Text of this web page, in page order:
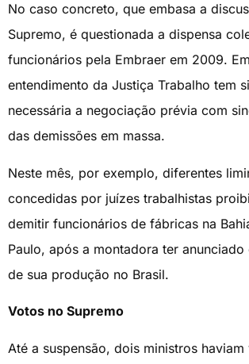
No caso concreto, que embasa a
Supremo, é questionada a dispensa
funcionários pela Embraer em 2009.
entendimento da Justiça Trabalho tem
necessária a negociação prévia com
das demissões em massa.
Neste mês, por exemplo, diferentes
concedidas por juízes trabalhistas
demitir funcionários de fábricas na
Paulo, após a montadora ter anunciado
de sua produção no Brasil.
Votos no Supremo
Até a suspensão, dois ministros